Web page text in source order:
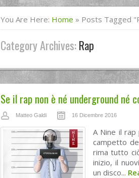
You Are Here: Home » Posts Tagged
Category Archives:Rap
Se il rap non è né underground né
Matteo Galdi 16 Dicembre 2016
A Nine il rap
campetto
rima tutto
inizio, il
un disco...